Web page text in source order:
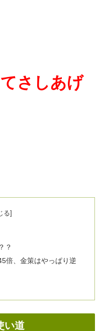
さしあげ
？
倍、金策はやっぱり逆
い道